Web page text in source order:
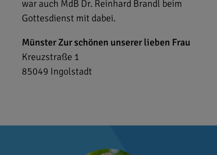
war auch MdB Dr. Reinhard Brandl beim
Gottesdienst mit dabei.
Münster Zur schönen unserer lieben Frau
Kreuzstraße 1
85049 Ingolstadt